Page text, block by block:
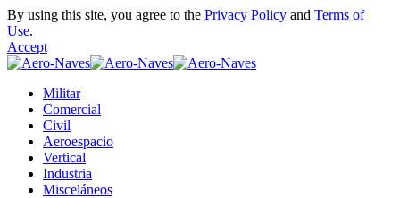
By using this site, you agree to the Privacy Policy and Terms of
Use.
Accept
Militar
Comercial
Civil
Aeroespacio
Vertical
Industria
Misceláneos